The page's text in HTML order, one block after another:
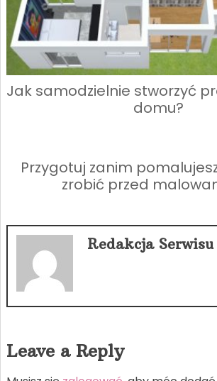
Jak samodzielnie stworzyć
domu?
Przygotuj zanim
zrobić przed
Redakcja Serwisu
Leave a Reply